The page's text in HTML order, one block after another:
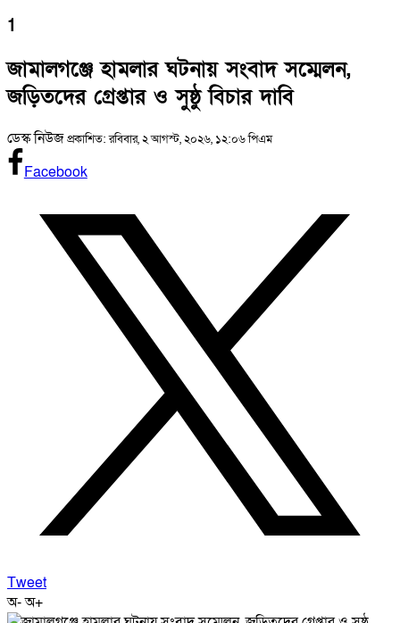
1
জামালগঞ্জে হামলার ঘটনায় সংবাদ সম্মেলন,
জড়িতদের গ্রেপ্তার ও সুষ্ঠু বিচার দাবি
ডেস্ক নিউজপ্রকাশিত: রবিবার, ২ আগস্ট, ২০২৬, ১২:০৬ পিএম
Facebook
Tweet
অ-অ+